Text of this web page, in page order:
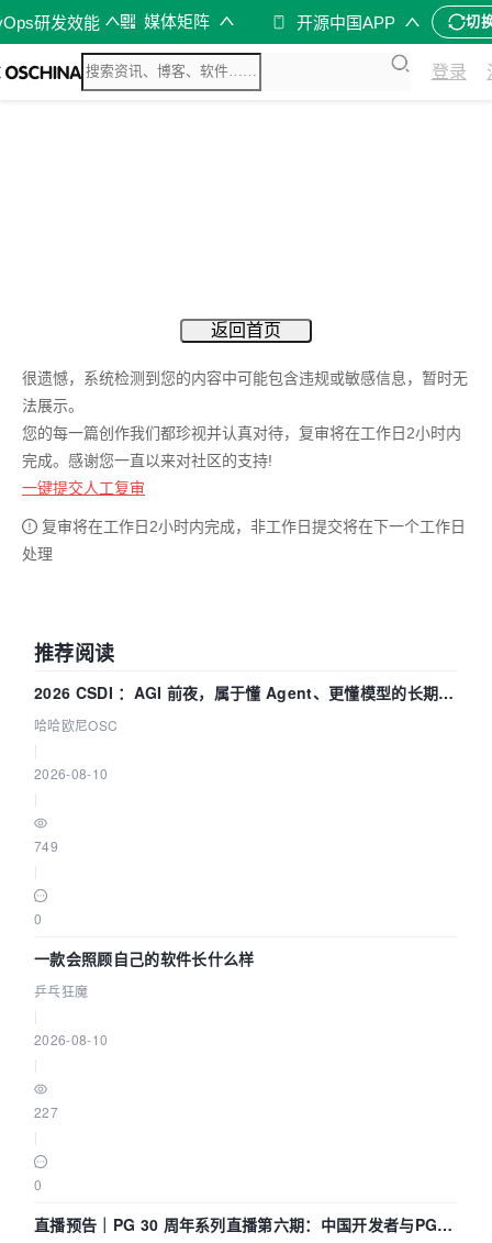
研发效能 媒体矩阵 开源中国APP 切
登录
返回首页
很遗憾，系统检测到您的内容中可能包含违规或敏感信息，暂时无
法展示。
您的每一篇创作我们都珍视并认真对待，复审将在工作日2小时内
完成。感谢您一直以来对社区的支持!
一键提交人工复审
复审将在工作日2小时内完成，非工作日提交将在下一个工作日
处理
推荐阅读
2026 CSDI ：AGI 前夜，属于懂 Agent、更懂模型的长期深
耕企业
哈哈欧尼OSC
2026-08-10
749
0
一款会照顾自己的软件长什么样
乒乓狂魔
2026-08-10
227
0
直播预告｜PG 30 周年系列直播第六期：中国开发者与PG内